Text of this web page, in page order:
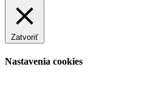
Zatvoriť
Nastavenia cookies